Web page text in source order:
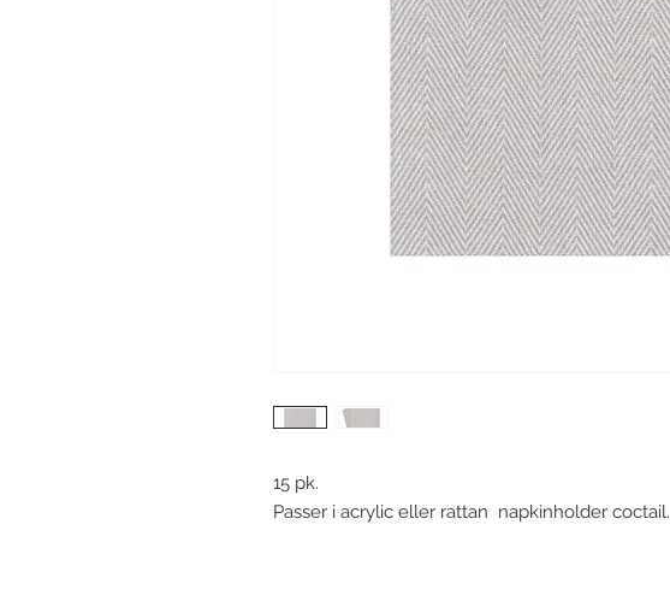
15 pk.
Passer i acrylic eller rattan napkinholder coctail.